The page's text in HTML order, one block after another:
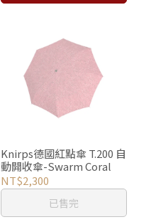
Knirps德國紅點傘 T.200 自
動開收傘-Swarm Coral
NT$2,300
已售完